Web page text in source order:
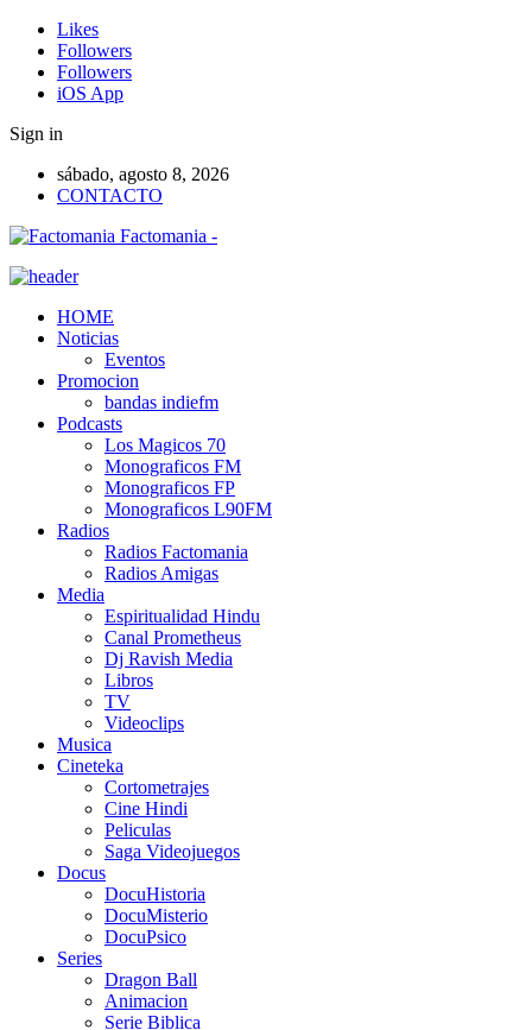
Likes
Followers
Followers
iOS App
Sign in
sábado, agosto 8, 2026
CONTACTO
Factomania -
HOME
Noticias
Eventos
Promocion
bandas indiefm
Podcasts
Los Magicos 70
Monograficos FM
Monograficos FP
Monograficos L90FM
Radios
Radios Factomania
Radios Amigas
Media
Espiritualidad Hindu
Canal Prometheus
Dj Ravish Media
Libros
TV
Videoclips
Musica
Cineteka
Cortometrajes
Cine Hindi
Peliculas
Saga Videojuegos
Docus
DocuHistoria
DocuMisterio
DocuPsico
Series
Dragon Ball
Animacion
Serie Biblica